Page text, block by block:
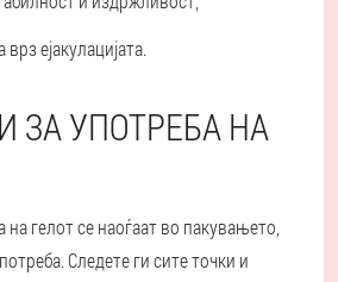
ејакулацијата.
ЗА УПОТРЕБА НА
на гелот се наоѓаат во пакувањето,
Следете ги сите точки и